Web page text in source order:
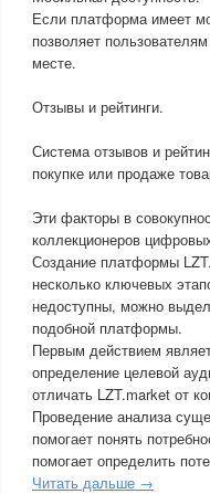
Если платформа имеет
позволяет
месте.
Отзывы и рейтинги.
Система отзывов и
покупке или продаже
Эти факторы в
коллекционеров
Создание платформы
несколько ключевых
недоступны, можно
подобной платформы.
Первым действием
определение целевой
отличать LZT.market от
Проведение анализа
помогает понять
помогает определить
Читать дальше →